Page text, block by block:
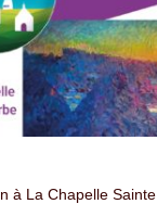
à La Chapelle Sainte